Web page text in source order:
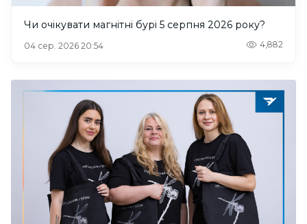
Чи очікувати магнітні бурі 5 серпня 2026 року?
04 сер. 2026 20:54 4,882